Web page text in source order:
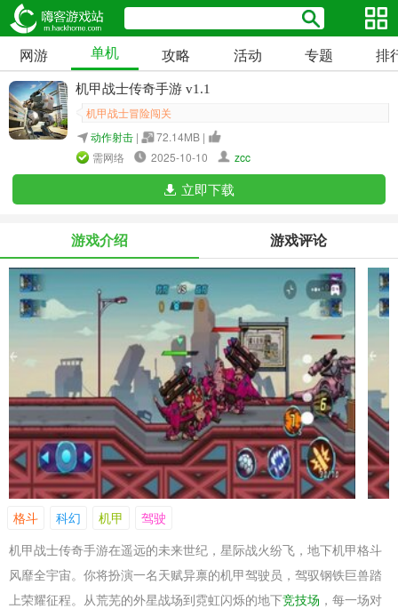
网游 单机 攻略 活动 专题 排
机甲战士传奇手游 v1.1
机甲战士冒险闯关
动作射击 |
72.14MB |
需网络
2025-10-10 zcc
立即下载
游戏介绍 游戏评论
格斗 科幻 机甲
驾驶
机甲战士传奇手游在遥远的未来世纪，星际战火纷飞，地下机甲格斗
风靡全宇宙。你将扮演一名天赋异禀的机甲驾驶员，驾驭钢铁巨兽踏
上荣耀征程。从荒芜的外星战场到霓虹闪烁的地下竞技场 ，每一场对